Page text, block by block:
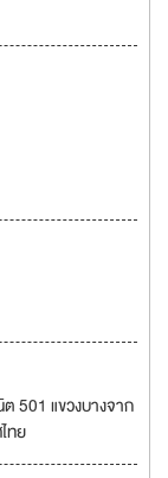
501 แขวงบางจาก
ทย